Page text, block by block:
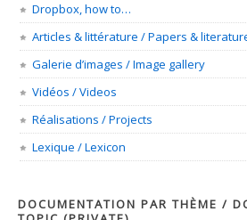
Dropbox, how to…
Articles & littérature / Papers &
Galerie d’images / Image gallery
Vidéos / Videos
Réalisations / Projects
Lexique / Lexicon
DOCUMENTATION PAR THÈME /